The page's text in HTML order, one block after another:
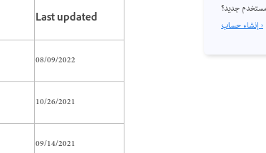
Last updated
08/09/2022
10/26/2021
09/14/2021
جديد؟
إنشاء حساب ›